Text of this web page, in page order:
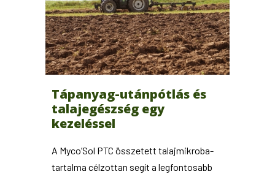
Tápanyag-utánpótlás és
talajegészség egy
kezeléssel
A Myco’Sol PTC összetett talajmikroba-
tartalma célzottan segít a legfontosabb